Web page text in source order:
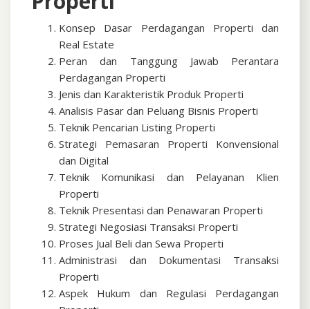
Konsep Dasar Perdagangan Properti dan
Real Estate
Peran dan Tanggung Jawab Perantara
Perdagangan Properti
Jenis dan Karakteristik Produk Properti
Analisis Pasar dan Peluang Bisnis Properti
Teknik Pencarian Listing Properti
Strategi Pemasaran Properti Konvensional
dan Digital
Teknik Komunikasi dan Pelayanan Klien
Properti
Teknik Presentasi dan Penawaran Properti
Strategi Negosiasi Transaksi Properti
Proses Jual Beli dan Sewa Properti
Administrasi dan Dokumentasi Transaksi
Properti
Aspek Hukum dan Regulasi Perdagangan